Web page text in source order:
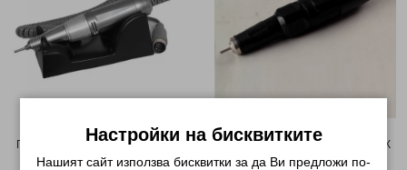
ПРОФЕСИОНАЛЕН НАКРАЙНИК
ЗА ЕЛ. ПИЛА JMD ...
ПРОФЕСИОНАЛЕН НАКРАЙНИК
ЗА ЕЛ. ПИЛА, СЪВ...
Настройки на бисквитките
Нашият сайт използва бисквитки за да Ви предложи по-